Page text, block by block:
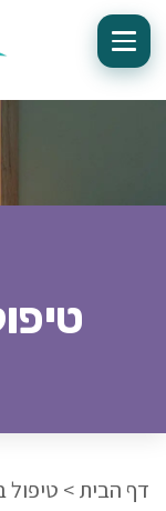
דף הבית> טיפול